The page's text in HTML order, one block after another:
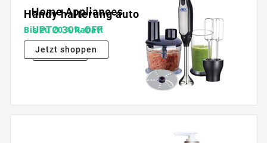
Handy halterung auto
Bis zu 20 % Rabatt
Jetzt shoppen